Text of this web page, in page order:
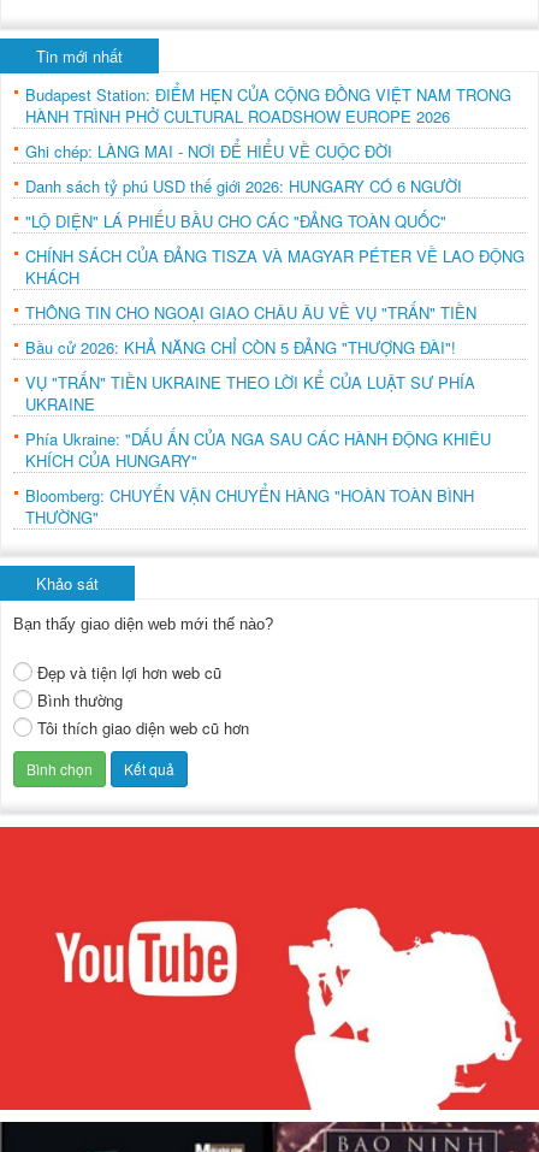
Tin mới nhất
Budapest Station: ĐIỂM HẸN CỦA CỘNG ĐỒNG VIỆT NAM TRONG
HÀNH TRÌNH PHỞ CULTURAL ROADSHOW EUROPE 2026
Ghi chép: LÀNG MAI - NƠI ĐỂ HIỂU VỀ CUỘC ĐỜI
Danh sách tỷ phú USD thế giới 2026: HUNGARY CÓ 6 NGƯỜI
"LỘ DIỆN" LÁ PHIẾU BẦU CHO CÁC "ĐẢNG TOÀN QUỐC"
CHÍNH SÁCH CỦA ĐẢNG TISZA VÀ MAGYAR PÉTER VỀ LAO ĐỘNG
KHÁCH
THÔNG TIN CHO NGOẠI GIAO CHÂU ÂU VỀ VỤ "TRẤN" TIỀN
Bầu cử 2026: KHẢ NĂNG CHỈ CÒN 5 ĐẢNG "THƯỢNG ĐÀI"!
VỤ "TRẤN" TIỀN UKRAINE THEO LỜI KỂ CỦA LUẬT SƯ PHÍA
UKRAINE
Phía Ukraine: "DẤU ẤN CỦA NGA SAU CÁC HÀNH ĐỘNG KHIÊU
KHÍCH CỦA HUNGARY"
Bloomberg: CHUYẾN VẬN CHUYỂN HÀNG "HOÀN TOÀN BÌNH
THƯỜNG"
Khảo sát
Bạn thấy giao diện web mới thế nào?
Đẹp và tiện lợi hơn web cũ
Bình thường
Tôi thích giao diện web cũ hơn